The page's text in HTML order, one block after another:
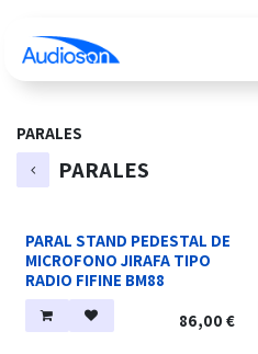
PARALES
PARALES
PARAL STAND PEDESTAL DE
MICROFONO JIRAFA TIPO
RADIO FIFINE BM88
86,00 €